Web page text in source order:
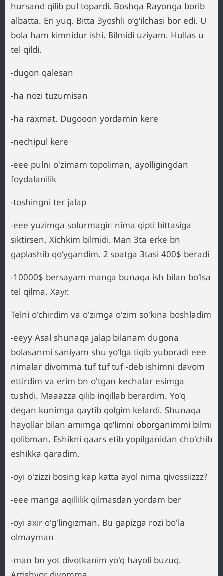
hursand qilib pul topardi. Boshqa Rayonga borib
albatta. Eri yuq. Bitta 3yoshli oʻgʻilchasi bor edi. U
bola ham kimnidur ishi. Bilmidi uziyam. Hullas u
tel qildi.
-dugon qalesan
-ha nozi tuzumisan
-ha raxmat. Dugooon yordamin kere
-nechipul kere
-eee pulni o'zimam topoliman, ayolligingdan
foydalanilik
-toshingni ter jalap
-eee yuzimga solurmagin nima qipti bittasiga
siktirsen. Xichkim bilmidi. Man 3ta erke bn
gaplashib qoʻygandim. 2 soatga 3tasi 400$ beradi
-10000$ bersayam manga bunaqa ish bilan boʻlsa
tel qilma. Xayr.
Telni o'chirdim va o'zimga o'zim so'kina boshladim
-eeyy Asal shunaqa jalap bilanam dugona
bolasanmi saniyam shu yoʻlga tiqib yuboradi eee
nimalar divomma tuf tuf tuf -deb ishimni davom
ettirdim va erim bn o'tgan kechalar esimga
tushdi. Maaazza qilib inqillab berardim. Yo'q
degan kunimga qaytib qolgim kelardi. Shunaqa
hayollar bilan amimga qoʻlimni oborganimmi bilmi
qolibman. Eshikni qaars etib yopilganidan cho'chib
eshikka qaradim.
-oyi o'zizzi bosing kap katta ayol nima qivossiizzz?
-eee manga aqillilik qilmasdan yordam ber
-oyi axir o'g'lingizman. Bu gapizga rozi bo'la
olmayman
-man bn yot divotkanim yo'q hayoli buzuq.